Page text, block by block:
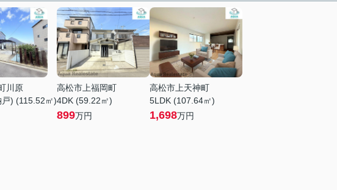
川原
) (115.52㎡)
高松市上福岡町
4DK (59.22㎡)
899万円
高松市上天神町
5LDK (107.64㎡)
1,698万円